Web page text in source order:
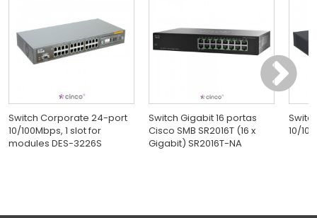
Switch Corporate 24-port
10/100Mbps, 1 slot for
modules DES-3226S
Switch Gigabit 16 portas
Cisco SMB SR2016T (16 x
Gigabit) SR2016T-NA
10/